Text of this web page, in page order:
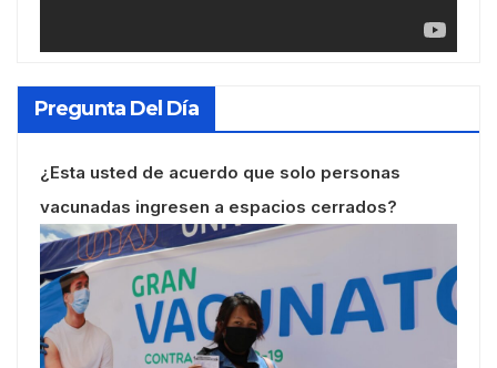
Pregunta Del Día
¿Esta usted de acuerdo que solo personas
vacunadas ingresen a espacios cerrados?